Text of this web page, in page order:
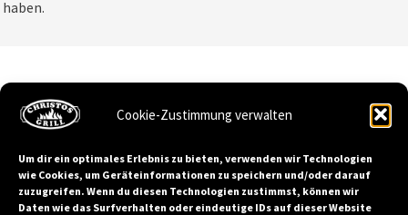
Cookie-Zustimmung verwalten
Um dir ein optimales Erlebnis zu bieten, verwenden wir Technologien
wie Cookies, um Geräteinformationen zu speichern und/oder darauf
zuzugreifen. Wenn du diesen Technologien zustimmst, können wir
Daten wie das Surfverhalten oder eindeutige IDs auf dieser Website
haben.